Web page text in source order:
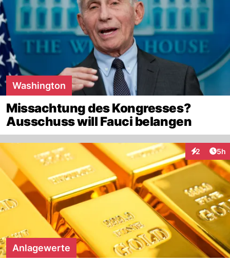
Washington
Missachtung des Kongresses?
Ausschuss will Fauci belangen
2 5h
Anlagewerte